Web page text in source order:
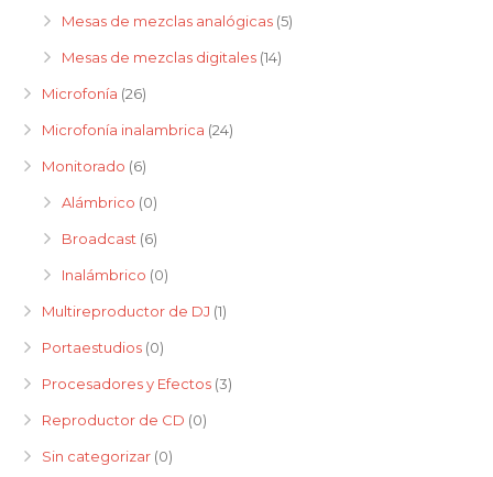
Mesas de mezclas analógicas (5)
Mesas de mezclas digitales (14)
Microfonía (26)
Microfonía inalambrica (24)
Monitorado (6)
Alámbrico (0)
Broadcast (6)
Inalámbrico (0)
Multireproductor de DJ (1)
Portaestudios (0)
Procesadores y Efectos (3)
Reproductor de CD (0)
Sin categorizar (0)